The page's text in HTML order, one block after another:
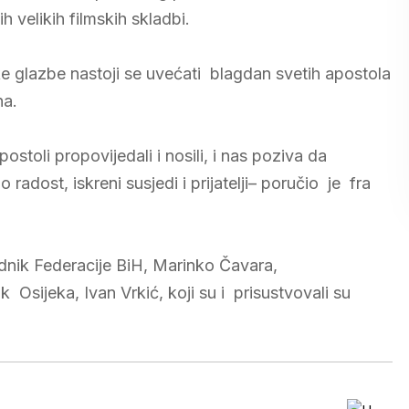
velikih filmskih skladbi.
nastoji se uvećati blagdan svetih apostola
propovijedali i nosili, i nas poziva da
radost, iskreni susjedi i prijatelji– poručio je fra
Federacije BiH, Marinko Čavara,
Osijeka, Ivan Vrkić, koji su i prisustvovali su